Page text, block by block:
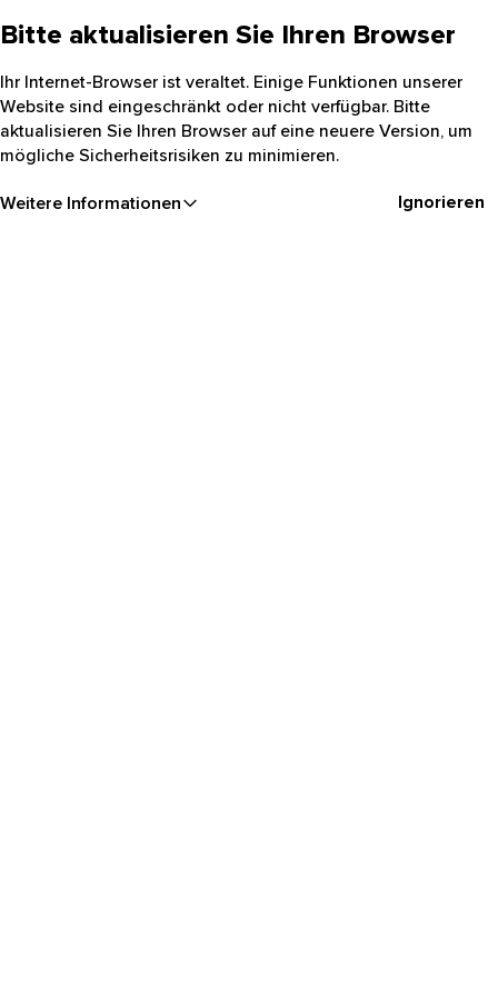
Bitte aktualisieren Sie Ihren Browser
Ihr Internet-Browser ist veraltet. Einige Funktionen unserer
Website sind eingeschränkt oder nicht verfügbar. Bitte
aktualisieren Sie Ihren Browser auf eine neuere Version, um
mögliche Sicherheitsrisiken zu minimieren.
Weitere Informationen Ignorieren